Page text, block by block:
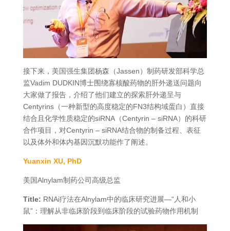
接下来，美国强生集团杨森（Jassen）制药研发部科学总
监Vadim DUDKIN博士围绕寡核酸药物的肝外递送问题向
大家做了报告，介绍了他们建立的探索肝外递呈与
Centyrins（一种新型的高度稳定的FN3结构域蛋白）直接
结合且化学性质稳定的siRNA（Centyrin – siRNA）的科研
合作项目，对Centyrin – siRNA结合物的制备过程、表征
以及体外和体内基因沉默功能作了阐述。
Yuanxin XU, PhD
美国Alnylam制药公司高级总监
Title: RNAi疗法在Alnylam中的临床研究进展—“人和小
鼠”：理解从非临床阶段到临床阶段的试验药物作用机制